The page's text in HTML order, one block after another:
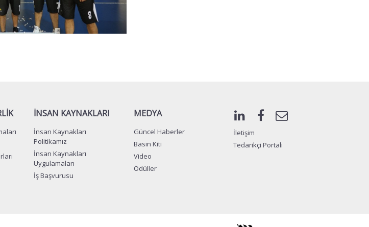
İNSAN KAYNAKLARI
İnsan Kaynakları
Politikamız
İnsan Kaynakları
Uygulamaları
İş Başvurusu
MEDYA
Güncel Haberler
Basın Kiti
Video
Ödüller
İletişim
Tedarikçi Portalı